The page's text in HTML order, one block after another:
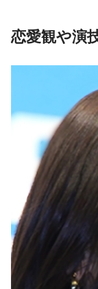
恋愛観や演